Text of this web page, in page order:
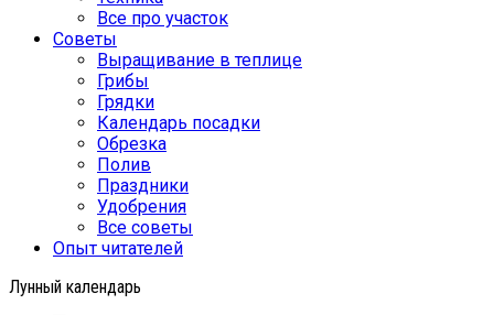
Все про участок
Советы
Выращивание в теплице
Грибы
Грядки
Календарь посадки
Обрезка
Полив
Праздники
Удобрения
Все советы
Опыт читателей
Лунный календарь